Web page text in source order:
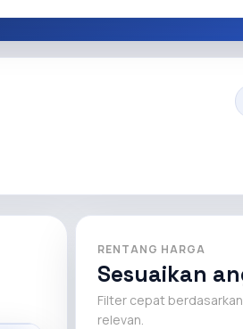
RENTANG HARGA
Sesuaikan
Filter cepat
relevan.